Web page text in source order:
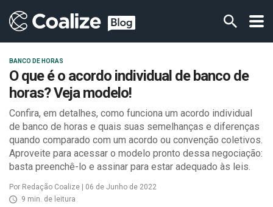
BANCO DE HORAS
O que é o acordo individual de banco de
horas? Veja modelo!
Confira, em detalhes, como funciona um acordo individual
de banco de horas e quais suas semelhanças e diferenças
quando comparado com um acordo ou convenção coletivos.
Aproveite para acessar o modelo pronto dessa negociação:
basta preenchê-lo e assinar para estar adequado às leis.
Por Redação Coalize | 06 de Junho de 2022
9 min. de leitura